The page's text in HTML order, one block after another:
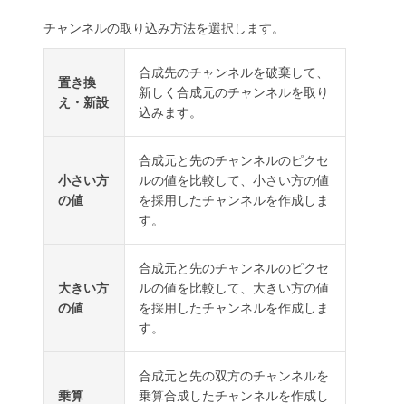
チャンネルの取り込み方法を選択します。
置き換
え・新設
合成先のチャンネルを破棄して、
新しく合成元のチャンネルを取り
込みます。
小さい方
の値
合成元と先のチャンネルのピクセ
ルの値を比較して、小さい方の値
を採用したチャンネルを作成しま
す。
大きい方
の値
合成元と先のチャンネルのピクセ
ルの値を比較して、大きい方の値
を採用したチャンネルを作成しま
す。
乗算
合成元と先の双方のチャンネルを
乗算合成したチャンネルを作成し